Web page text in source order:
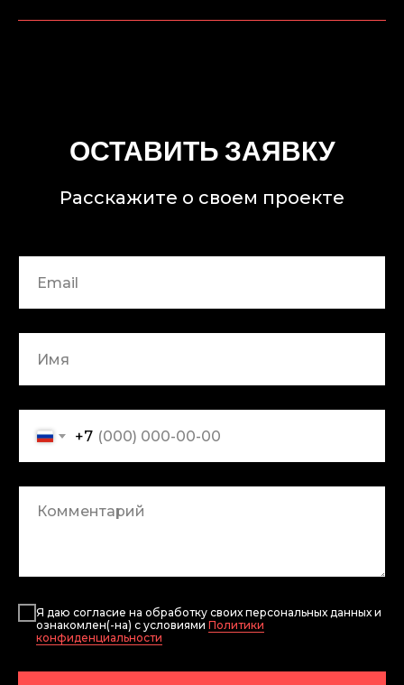
ОСТАВИТЬ ЗАЯВКУ
Расскажите о своем проекте
+7
Я даю согласие на обработку своих персональных данных и
ознакомлен(-на) с условиями Политики
конфиденциальности